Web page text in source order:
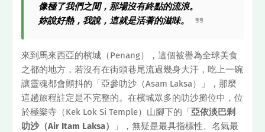
像極了我們之間，那場沒有終點的流浪。
妳說好熱，我說，這就是活著的滋味。
來到馬來西亞的檳城（Penang），這個被譽為全球美食
之都的地方，若沒有在街頭巷尾流過幾身大汗，吃上一碗
讓靈魂都會顫抖的「亞參叻沙（Asam Laksa）」，那麼
這趟旅程註定是不完整的。在檳城眾多的叻沙攤位中，位
於極樂寺（Kek Lok Si Temple）山腳下的「亞依淡巴剎
叻沙（Air Itam Laksa）
」，無疑是最具指標性、名氣最